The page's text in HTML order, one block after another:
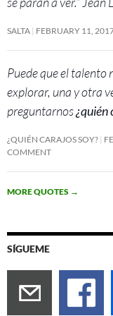
SALTA FEBRUARY 11,
Puede que el talento
explorar, una y otra
preguntarnos¿quién
¿QUIÉN CARAJOS SOY?
COMMENT
MORE QUOTES →
SÍGUEME